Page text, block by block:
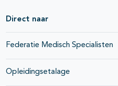
Direct naar
Federatie Medisch Specialisten
Opleidingsetalage